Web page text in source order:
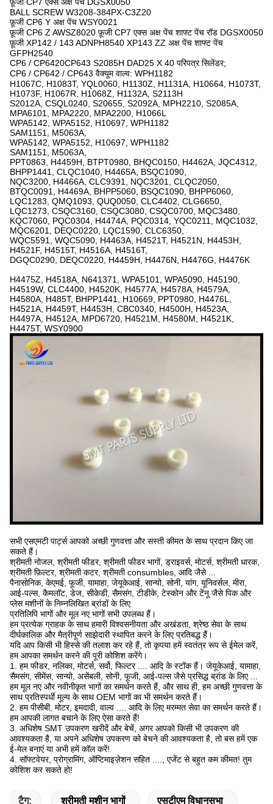
BALL SCREW W3208-384PX-C3Z20
फ़ूजी CP6 Y अक्ष पेंच WSY0021
फ़ूजी CP6 Z AWSZ8020 फ़ूजी CP7 एक्स अक्ष पेंच शाफ्ट पेंच रॉड DGSX0050
फ़ूजी XP142 / 143 ADNPH8540 XP143 ZZ अक्ष पेंच शाफ्ट पेंच
GFPH2540
CP6 / CP6420CP643 S2085H DAD25 X 40 परिपत्र सिलेंडर;
CP6 / CP642 / CP643 वैक्यूम वाल्व: WPH1182
H1067C, H1083T, YQL0060, H1130Z, H1131A, H10664, H1073T,
H1073F, H1067R, H1068Z, H1132A, S2113H
S2012A, CSQL0240, S20655, S2092A, MPH2210, S2085A,
MPA6101, MPA2220, MPA2200, H1066L
WPA5142, WPA5152, H10697, WPH1182
SAM1151, M5063A,
WPA5142, WPA5152, H10697, WPH1182
SAM1151, M5063A,
PPT0863, H4459H, BTPT0980, BHQC0150, H4462A, JQC4312,
BHPP1441, CLQC1040, H4465A, BSQC1090,
NQC3200, H4466A, CLC9391, NQC3201, CLQC2050,
BTQC0091, H4469A, BHPP5060, BSQC1090, BHPP6060,
LQC1283, QMQ1093, QUQ0050, CLC4402, CLG6650,
LQC1273, CSQC3160, CSQC3080, CSQC0700, MQC3480,
KQC7060, PQC0304, H4474A, PQC0314, YQC0211, MQC1032,
MQC6201, DEQC0220, LQC1590, CLC6350,
WQC5591, WQC5090, H4463A, H4521T, H4521N, H4453H,
H4521F, H4515T, H4516A, H4516T,
DGQC0290, DEQC0220, H4459H, H4476N, H4476G, H4476K
H4475Z, H4518A, N641371, WPA5101, WPA5090, H45190,
H4519W, CLC4400, H4520K, H4577A, H4578A, H4579A,
H4580A, H485T, BHPP1441, H10669, PPT0980, H4476L,
H4521A, H4459T, H4453H, CBC0340, H4500H, H4523A,
H4497A, H4512A, MPD6720, H4521M, H4580M, H4521K,
H4475T, WSY0900
सभी एसएमटी पार्ट्स आपको अच्छी गुणवत्ता और सस्ती कीमत के साथ प्रदान किए जा
सकते हैं।
श्रीमती नोजल, श्रीमती फीडर, श्रीमती फीडर भागों, ड्राइवर्स, मोटर्स, श्रीमती धारक,
श्रीमती फ़िल्टर, श्रीमती कटर, श्रीमती consumbles, आदि जैसे ...
पैनासोनिक, केएमई, फूजी, यामाहा, जेयूकेआई, सान्यो, सोनी, यांग, यूनिवर्सल, मीरा,
आई-पल्स, कैमलॉट, डेज, सीकेडी, सैमसंग, टीडीके, टेस्कोन और टेंनू जैसे पिक और
प्लेस मशीनों के निम्नलिखित ब्रांडों के लिए
प्रतिलिपि भागों और मूल नए भागों सभी उपलब्ध हैं।
हम प्रत्येक ग्राहक के साथ हमारी विश्वसनीयता और अखंडता, श्रेष्ठ सेवा के साथ
दीर्घकालिक और मैत्रीपूर्ण साझेदारी स्थापित करने के लिए प्रतिबद्ध हैं।
यदि आप किसी भी हिस्से की तलाश कर रहे हैं, तो कृपया हमें स्वतंत्र रूप से ईमेल करें,
हम आपका समर्थन करने की पूरी कोशिश करेंगे।
1. हम फीडर, नलिका, मोटर्स, सर्वो, फिल्टर .... आदि के स्टॉक हैं। जेयूकेआई, यामाहा,
सैमसंग, सीमेंस, सान्यो, असेंबली, सोनी, फूजी, आई-पल्स जैसे प्रसिद्ध ब्रांड के लिए ...
हम मूल नए और नवीनीकृत भागों का समर्थन करते हैं, और साथ ही, हम अच्छी गुणवत्ता के
साथ प्रतिस्पर्धी मूल्य के साथ OEM भागों का भी समर्थन करते हैं।
2. हम पीसीबी, मोटर, इमदादी, वाल्व .... आदि के लिए मरम्मत सेवा का समर्थन करते हैं।
हम आपकी लागत बचाने के लिए ऐसा करते हैं!
3. अधिशेष SMT उपकरण खरीदें और बेचें, अगर आपको किसी भी उपकरण की
आवश्यकता है, या अपने अधिशेष उपकरण को बेचने की आवश्यकता है, तो बस हमें एक
ई-मेल बनाएं या अभी हमें कॉल करें!
4. सॉफ्टवेयर, प्रोग्रामिंग, ऑप्टिमाइज़ेशन सहित ...., एजेंट से बहुत कम कीमत! तुम
कोशिश कर सकते हो!
टैग: श्रीमती मशीन भागों एसटीएम विधानसभा